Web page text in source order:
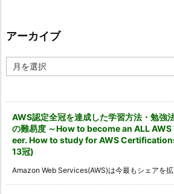
ー
アーカイブ
ー
AWS認定全冠を達成した学習方法・勉強
の難易度 ～How to become an ALL
eer. How to study for AWS
13冠)
Amazon Web Services(AWS)は今最もシェアを